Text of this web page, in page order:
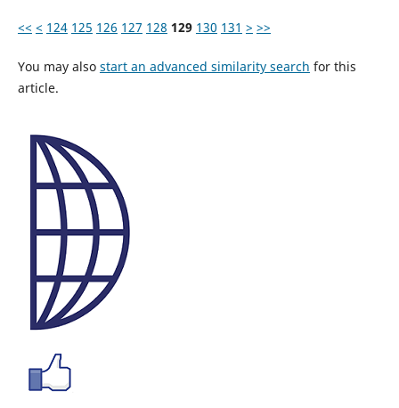
<< < 124 125 126 127 128 129 130 131 > >>
You may also start an advanced similarity search for this
article.